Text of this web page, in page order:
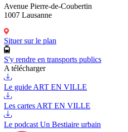
Avenue Pierre-de-Coubertin
1007 Lausanne
Situer sur le plan
S'y rendre en transports publics
A télécharger
Le guide ART EN VILLE
Les cartes ART EN VILLE
Le podcast Un Bestiaire urbain